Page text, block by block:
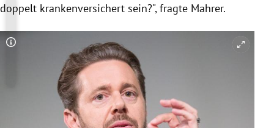
doppelt krankenversichert sein?", fragte Mahrer.
Copyright-Hinweis öffnen/schließen